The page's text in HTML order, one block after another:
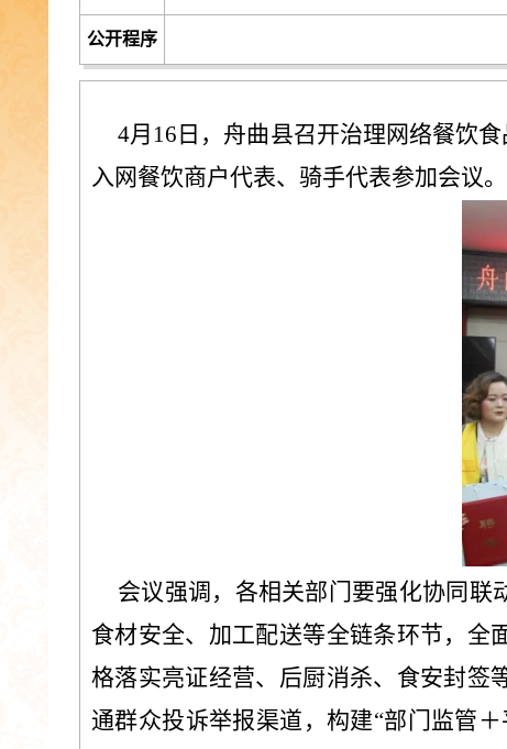
公开程序
4月16日，舟曲县召开治理网络餐饮
入网餐饮商户代表、骑手代表参加会议。
会议强调，各相关部门要强化协同联
食材安全、加工配送等全链条环节，全
格落实亮证经营、后厨消杀、 食安封签
通群众投诉举报渠道，构建“部门监管